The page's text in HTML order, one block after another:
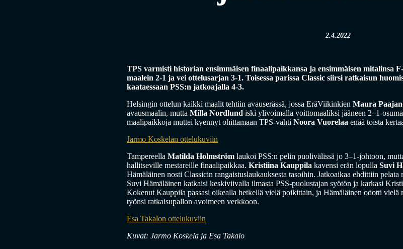
2.4.2022
TPS varmisti historian ensimmäisen finaalipaikkansa ja ensimmäisen mitalinsa
maalein 2-1 ja vei ottelusarjan 3-1. Toisessa parissa Classic siirsi ratkaisun
kaataessaan PSS:n jatkoajalla 4-3.
Helsingin ottelun kaikki maalit tehtiin avauserässä, jossa EräViikinkien Maura
avausmaalin, mutta Milla Nordlund iski ylivoimalla voittomaaliksi jääneen 2–1-
maalipaikkoja muttei kyennyt ohittamaan TPS-vahti Noora Vuorelaa enää toista
Jarmo Koskelan ottelukuviin
Tampereella Matilda Holmström laukoi PSS:n pelin puolivälissä jo 3–1-johtoon,
hallitseville mestareille finaalipaikkaa. Kristiina Kauppila kavensi erän lopulla Suvi
Hämäläinen nosti Classicin rangaistuslaukauksesta tasoihin. Jatkoaikaa ehdittiin
Suvi Hämäläinen katkaisi keskiviivalla ilmasta PSS-puolustajan syötön ja karkasi
Kokenut Kauppila passasi oikealla hetkellä vielä poikittain, ja Hämäläinen odotti vielä
työnsi ratkaisupallon avoimeen verkkoon.
Esa Takalon ottelukuviin
Kuvat: Jarmo Koskela ja Esa Takalo